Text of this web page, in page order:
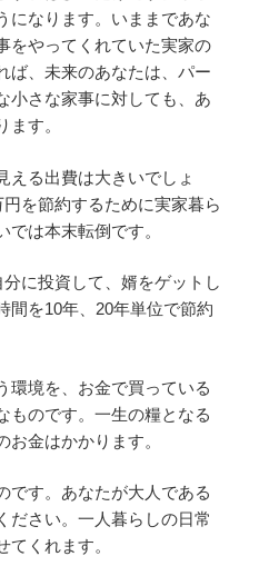
になります。いままであな
をやってくれていた実家の
ば、未来のあなたは、パー
小さな家事に対しても、あ
ます。
える出費は大きいでしょ
を節約するために実家暮ら
では本末転倒です。
に投資して、婿をゲットし
間を10年、20年単位で節約
環境を、お金で買っている
ものです。一生の糧となる
金はかかります。
です。あなたが大人である
ださい。一人暮らしの日常
くれます。